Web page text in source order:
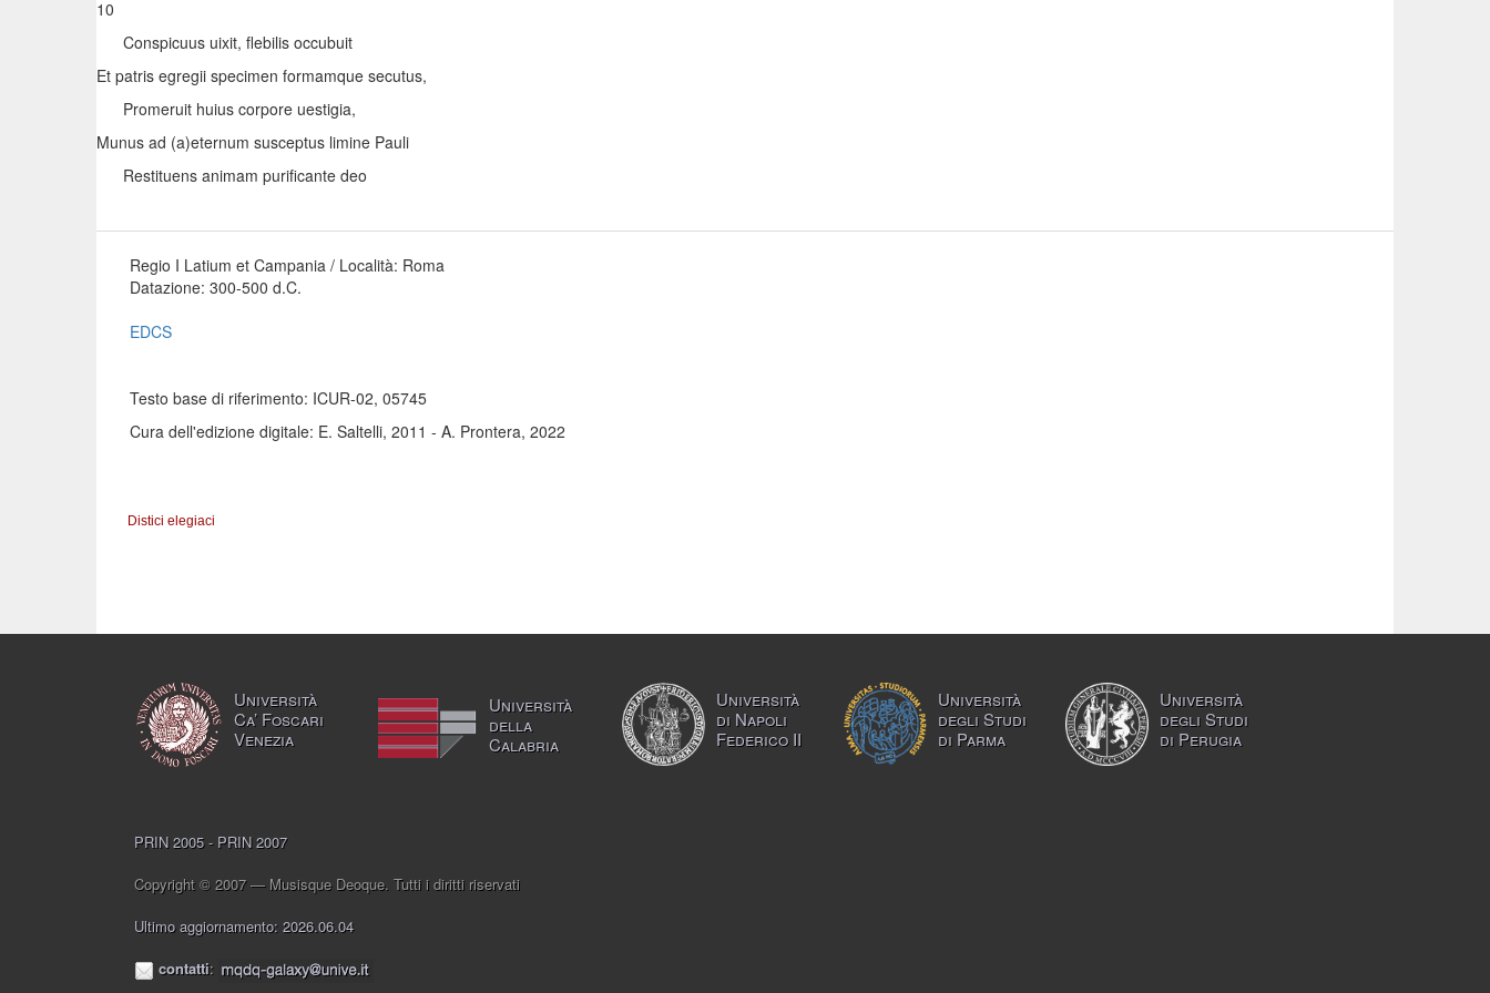
10
Conspicuus uixit, flebilis occubuit
Et patris egregii specimen formamque secutus,
Promeruit huius corpore uestigia,
Munus ad (a)eternum susceptus limine Pauli
Restituens animam purificante deo
Regio I Latium et Campania / Località: Roma
Datazione: 300-500 d.C.
EDCS
Testo base di riferimento: ICUR-02, 05745
Cura dell'edizione digitale: E. Saltelli, 2011 - A. Prontera, 2022
Distici elegiaci
Università
Ca’ Foscari
Venezia
Università
della
Calabria
Università
di Napoli
Federico II
Università
degli Studi
di Parma
Università
degli Studi
di Perugia
PRIN 2005 - PRIN 2007
Copyright © 2007 — Musisque Deoque. Tutti i diritti riservati
Ultimo aggiornamento: 2026.06.04
contatti: